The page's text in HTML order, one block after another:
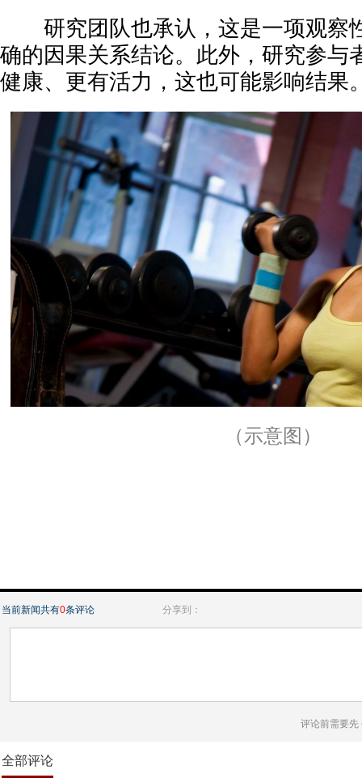
研究团队也承认，这是一项观察
确的因果关系结论。此外，研究参与
健康、更有活力，这也可能影响结果
（示意图）
当前新闻共有0条评论 分享到：
评论前需要先
全部评论